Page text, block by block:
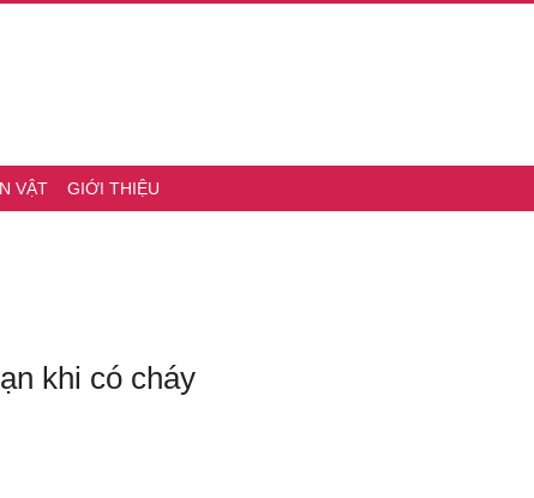
VẬT GIỚI THIỆU
khi có cháy